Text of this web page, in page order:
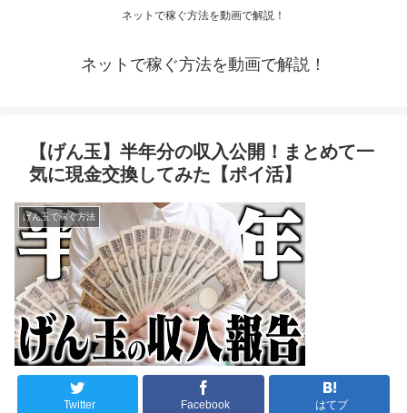
ネットで稼ぐ方法を動画で解説！
ネットで稼ぐ方法を動画で解説！
【げん玉】半年分の収入公開！まとめて一
気に現金交換してみた【ポイ活】
げん玉で稼ぐ方法
Twitter Facebook はてブ